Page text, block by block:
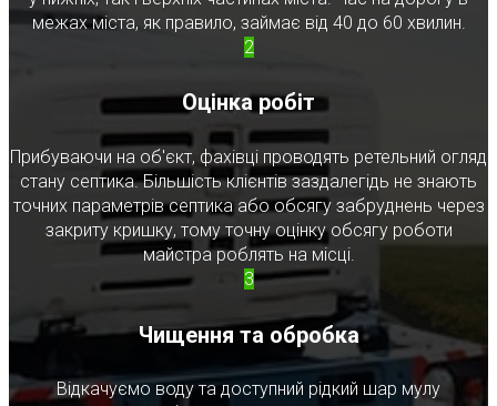
межах міста, як правило, займає від 40 до 60 хвилин.
2
Оцінка робіт
Прибуваючи на об'єкт, фахівці проводять ретельний огляд
стану септика. Більшість клієнтів заздалегідь не знають
точних параметрів септика або обсягу забруднень через
закриту кришку, тому точну оцінку обсягу роботи
майстра роблять на місці.
3
Чищення та обробка
Відкачуємо воду та доступний рідкий шар мулу